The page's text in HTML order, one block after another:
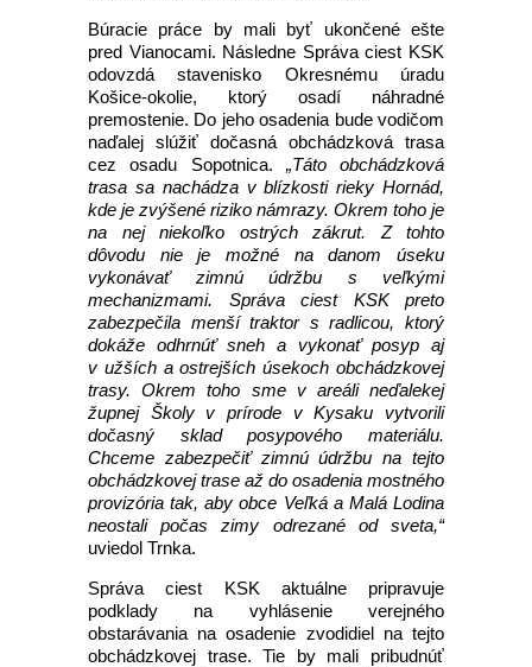
Búracie práce by mali byť ukončené ešte
pred Vianocami. Následne Správa ciest KSK
odovzdá stavenisko Okresnému úradu
Košice-okolie, ktorý osadí náhradné
premostenie. Do jeho osadenia bude vodičom
naďalej slúžiť dočasná obchádzková trasa
cez osadu Sopotnica. „Táto obchádzková
trasa sa nachádza v blízkosti rieky Hornád,
kde je zvýšené riziko námrazy. Okrem toho je
na nej niekoľko ostrých zákrut. Z tohto
dôvodu nie je možné na danom úseku
vykonávať zimnú údržbu s veľkými
mechanizmami. Správa ciest KSK preto
zabezpečila menší traktor s radlicou, ktorý
dokáže odhrnúť sneh a vykonať posyp aj
v užších a ostrejších úsekoch obchádzkovej
trasy. Okrem toho sme v areáli neďalekej
župnej Školy v prírode v Kysaku vytvorili
dočasný sklad posypového materiálu.
Chceme zabezpečiť zimnú údržbu na tejto
obchádzkovej trase až do osadenia mostného
provizória tak, aby obce Veľká a Malá Lodina
neostali počas zimy odrezané od sveta,“
uviedol Trnka.
Správa ciest KSK aktuálne pripravuje
podklady na vyhlásenie verejného
obstarávania na osadenie zvodidiel na tejto
obchádzkovej trase. Tie by mali pribudnúť